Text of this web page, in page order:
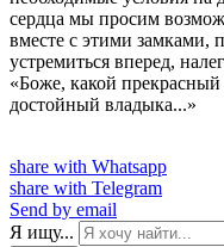
сердца мы просим
вместе с этими замками,
устремиться вперед,
«Боже, какой
достойный владыка...»
share with Whatsapp
share with Telegram
Send by email
Я ищу...